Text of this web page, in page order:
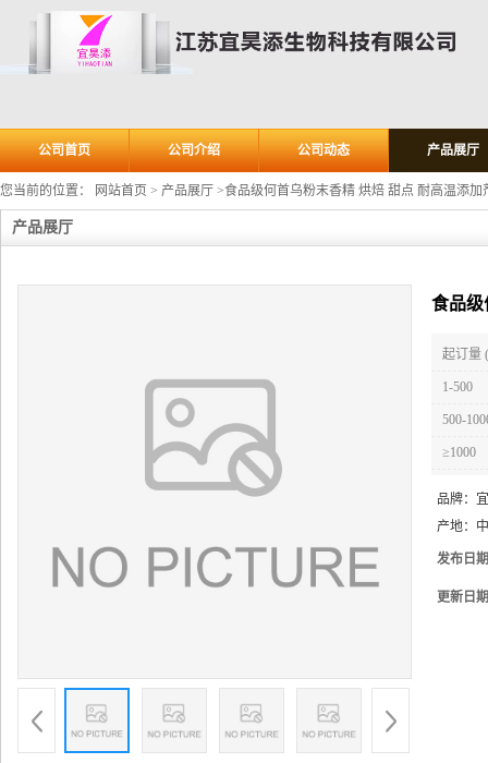
公司首页 公司介绍 公司动态 产品展厅
您当前的位置： 网站首页 > 产品展厅 >食品级何首乌粉末香精 烘焙 甜点 耐高温添加
产品展厅
食品级
起订量
1-500
500-
≥1000
品牌：
产地：
发布日
更新日